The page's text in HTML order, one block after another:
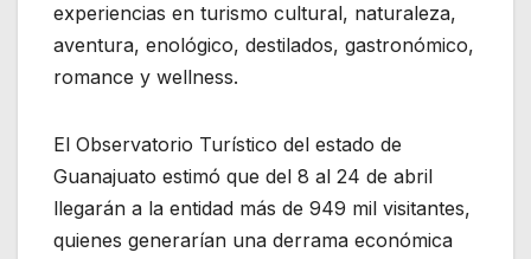
experiencias en turismo cultural, naturaleza,
aventura, enológico, destilados, gastronómico,
romance y wellness.
El Observatorio Turístico del estado de
Guanajuato estimó que del 8 al 24 de abril
llegarán a la entidad más de 949 mil visitantes,
quienes generarían una derrama económica